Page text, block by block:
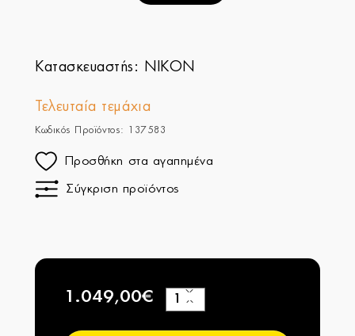
Κατασκευαστής: NIKON
Τελευταία τεμάχια
Κωδικός Προϊόντος: 137583
Προσθήκη στα αγαπημένα
Σύγκριση προϊόντος
1.049,00€
−
+